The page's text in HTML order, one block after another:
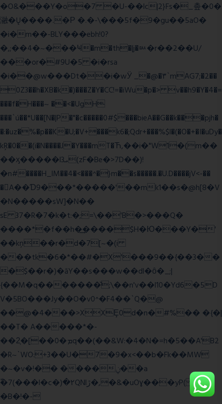
�O&���Y�o�7 �U-��lc|2}Fs�_촢�0�
瀜�Ų����.�Ρ �.�-\���5f�9�gu��5aO�
�i�m��-BLY���ebh!0?
�,;��4�~���Ҹ�m�th�|j�ᇞ�r��2��U/
���or�#9U�5 �i�rsa
�i��@w���Dt��i�wӰ _�@�٣`mAG7;�2��
0Z3��h�XB�k�)���Z�Y�CC!=�iWu�p�> v��h9�Y�4�=
���f�H���~ ��<�UgH
���`ú��*U��[N�|P�"�c�����0#$���bieA��G��k���pjh�
�:�uz�%�p��K�U;�V+���k6�;Qdr+���%$l�(�O�+�I�uDy�
kŖ�0��(i�N����J�Y���mT�Ћ,��i�"W1�(m��
��ӽ�����l3ܝ(zF�Be�>7D��)!
�n#����H_lM��4�<���^�}m��s�����.�U.D����jV<-��
�A��Ɗ9���*�����'��mk1��s�@h[8�V
�N�����sW]�N��
sE 37�R�7�k�t:�;=\��'B�>���Q�
����*�f��h�͢����$H�Ю���Y�'
��kņ��r�d�7[~�(i
���tk�6�*��#�X'���9��{��3��
�$��r�)�āY��s���w��dl�ȏ�_;|
{��M�q�������̆;\��n'v��l10�Yd6�5D
V�5BO���Jy��O�v0^�F4��`Q�@
��@�4���>XXȨ0d�n�#%�� �{�|
��T� A�����*�-
��2͔�[��0�ܡq��(��&W:�4�N�=h�5��A'B2
�R~`WO:+3��U�7�9�x<��b�Fk��MW
�~�v�!�� ����ݧ��a
ّ�7(���l�c�)�۲QNlڙ�,�&�uOɣ���yP( z�D|
�B�!�-